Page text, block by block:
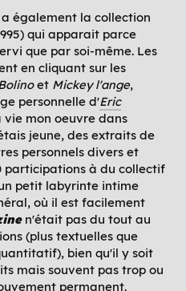
également la collection
qui apparait parce
que par soi-même. Les
en cliquant sur les
et Mickey l'ange,
personnelle d'Eric
vie mon oeuvre dans
jeune, des extraits de
personnels divers et
participations à du collectif
petit labyrinte intime
où il est facilement
n'était pas du tout au
(plus textuelles que
bien qu'il y soit
mais souvent pas trop ou
permanent.